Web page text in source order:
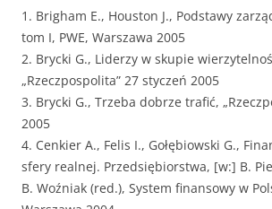
1. Brigham E., Houston J., Podstawy
tom I, PWE, Warszawa 2005
2. Brycki G., Liderzy w skupie
„Rzeczpospolita” 27 styczeń 2005
3. Brycki G., Trzeba dobrze trafić,
2005
4. Cenkier A., Felis I., Gołębiowski G.,
sfery realnej. Przedsiębiorstwa, [w:] B.
B. Woźniak (red.), System finansowy w